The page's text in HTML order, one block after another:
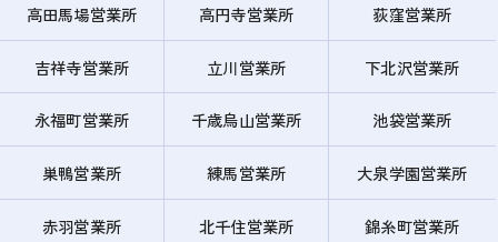
高田馬場営業所 高円寺営業所 荻窪営業所
吉祥寺営業所 立川営業所 下北沢営業所
永福町営業所 千歳烏山営業所 池袋営業所
巣鴨営業所 練馬営業所 大泉学園営業所
赤羽営業所 北千住営業所 錦糸町営業所